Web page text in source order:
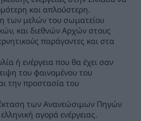
και απλούστερη.
των μελών του σωματείου
και διεθνών Αρχών στους
παράγοντες και στα
ή ενέργεια που θα έχει σαν
του φαινομένου του
την προστασία του
των Ανανεώσιμων Πηγών
αγορά ενέργειας.